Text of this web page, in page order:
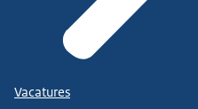
Vacatures